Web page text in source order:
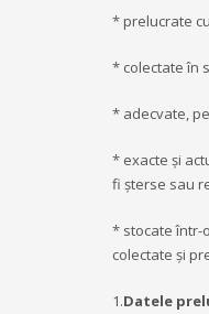
* prelucrate
* colectate în
* adecvate,
* exacte și
fi șterse sau
* stocate într-
colectate și
1.Datele